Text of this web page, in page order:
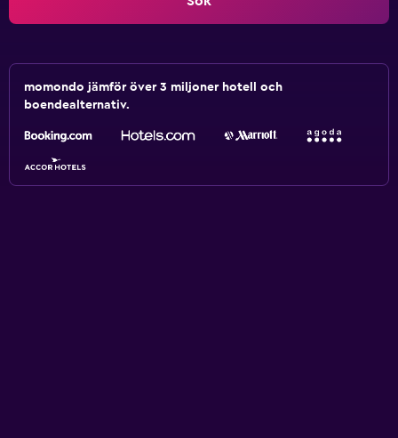
momondo jämför över 3 miljoner hotell och
boendealternativ.